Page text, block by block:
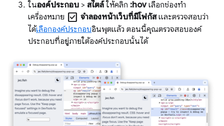
ในองค์ประกอบ > สไตล์ให้คลิก :hovเลือกช่องทำ
เครื่องหมาย check_box จำลองหน้าเว็บที่มีโฟกัสและตรวจสอบว่า
ได้เลือกองค์ประกอบอินพุตแล้ว ตอนนี้คุณตรวจสอบองค์
ประกอบที่อยู่ภายใต้องค์ประกอบนั้นได้